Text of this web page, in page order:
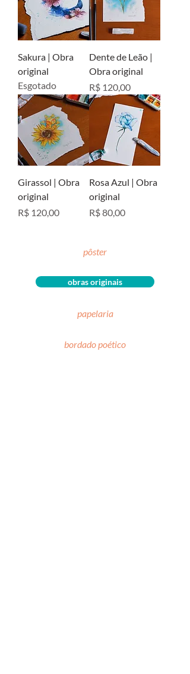
Sakura | Obra
original
Esgotado
Dente de Leão |
Obra original
Preço
R$ 120,00
Girassol | Obra
original
Preço
R$ 120,00
Rosa Azul | Obra
original
Preço
R$ 80,00
pôster
obras originais
papelaria
bordado poético